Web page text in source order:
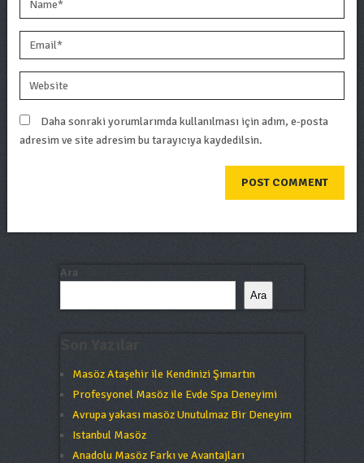
Daha sonraki yorumlarımda kullanılması için adım, e-posta
adresim ve site adresim bu tarayıcıya kaydedilsin.
Ara
Ara
Masöz Ataşehir ile Kendinizi Şımartın
Profesyonel Masöz ile Evde Spa Deneyimi
Avrupa yakası masöz Unutulmaz Bir Deneyim
Istanbul Masöz
Anadolu Masöz Farkı ve Avantajları